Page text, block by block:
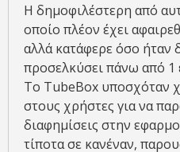
Η δημοφιλέστερη από
οποίο πλέον έχει
αλλά κατάφερε όσο ήταν
προσελκύσει πάνω από 1
Το TubeBox υποσχόταν
στους χρήστες για να
διαφημίσεις στην
τίποτα σε κανέναν,